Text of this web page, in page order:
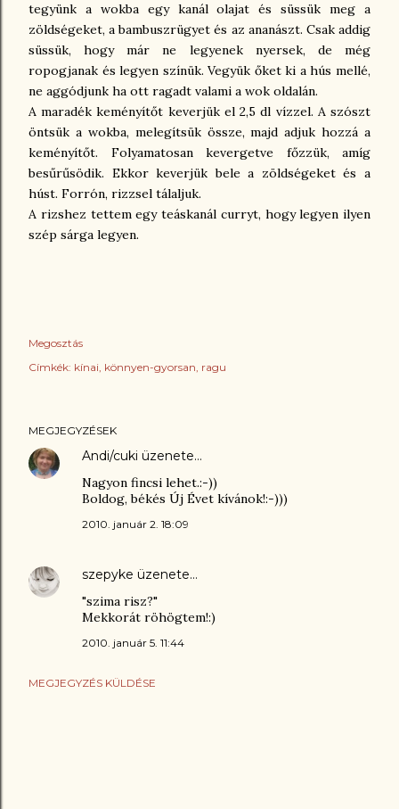
tegyünk a wokba egy kanál olajat és süssük meg a
zöldségeket, a bambuszrügyet és az ananászt. Csak addig
süssük, hogy már ne legyenek nyersek, de még
ropogjanak és legyen színük. Vegyük őket ki a hús mellé,
ne aggódjunk ha ott ragadt valami a wok oldalán.
A maradék keményítőt keverjük el 2,5 dl vízzel. A szószt
öntsük a wokba, melegítsük össze, majd adjuk hozzá a
keményítőt. Folyamatosan kevergetve főzzük, amíg
besűrűsödik. Ekkor keverjük bele a zöldségeket és a
húst. Forrón, rizzsel tálaljuk.
A rizshez tettem egy teáskanál curryt, hogy legyen ilyen
szép sárga legyen.
Megosztás
Címkék: kínai könnyen-gyorsan ragu
MEGJEGYZÉSEK
Andi/cuki üzenete…
Nagyon fincsi lehet.:-))
Boldog, békés Új Évet kívánok!:-)))
2010. január 2. 18:09
szepyke üzenete…
"szima risz?"
Mekkorát röhögtem!:)
2010. január 5. 11:44
MEGJEGYZÉS KÜLDÉSE